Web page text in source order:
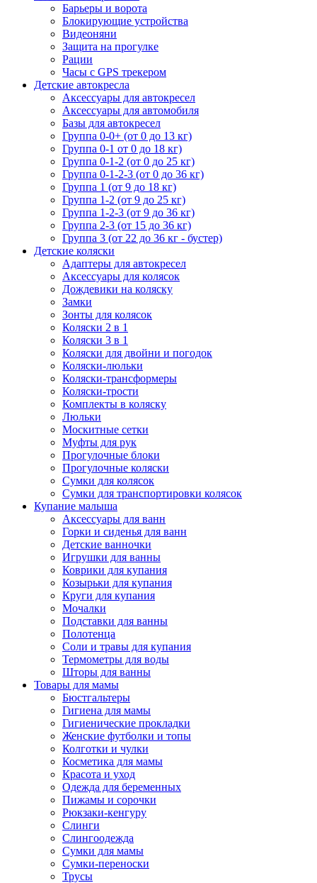
Барьеры и ворота
Блокирующие устройства
Видеоняни
Защита на прогулке
Рации
Часы с GPS трекером
Детские автокресла
Аксессуары для автокресел
Аксессуары для автомобиля
Базы для автокресел
Группа 0-0+ (от 0 до 13 кг)
Группа 0-1 от 0 до 18 кг)
Группа 0-1-2 (от 0 до 25 кг)
Группа 0-1-2-3 (от 0 до 36 кг)
Группа 1 (от 9 до 18 кг)
Группа 1-2 (от 9 до 25 кг)
Группа 1-2-3 (от 9 до 36 кг)
Группа 2-3 (от 15 до 36 кг)
Группа 3 (от 22 до 36 кг - бустер)
Детские коляски
Адаптеры для автокресел
Аксессуары для колясок
Дождевики на коляску
Замки
Зонты для колясок
Коляски 2 в 1
Коляски 3 в 1
Коляски для двойни и погодок
Коляски-люльки
Коляски-трансформеры
Коляски-трости
Комплекты в коляску
Люльки
Москитные сетки
Муфты для рук
Прогулочные блоки
Прогулочные коляски
Сумки для колясок
Сумки для транспортировки колясок
Купание малыша
Аксессуары для ванн
Горки и сиденья для ванн
Детские ванночки
Игрушки для ванны
Коврики для купания
Козырьки для купания
Круги для купания
Мочалки
Подставки для ванны
Полотенца
Соли и травы для купания
Термометры для воды
Шторы для ванны
Товары для мамы
Бюстгальтеры
Гигиена для мамы
Гигиенические прокладки
Женские футболки и топы
Колготки и чулки
Косметика для мамы
Красота и уход
Одежда для беременных
Пижамы и сорочки
Рюкзаки-кенгуру
Слинги
Слингоодежда
Сумки для мамы
Сумки-переноски
Трусы